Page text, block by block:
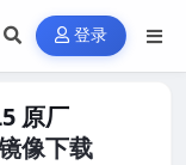
登录
原厂
像下载